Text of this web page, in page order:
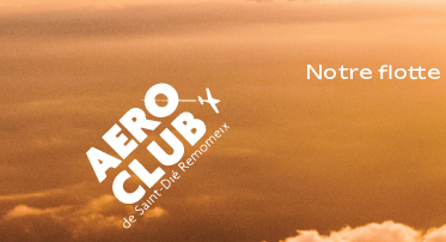
Notre flotte